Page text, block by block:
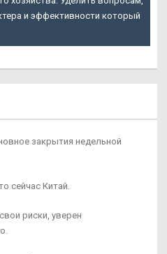
и эффективности который
закрытия недельной
сейчас Китай.
риски, уверен